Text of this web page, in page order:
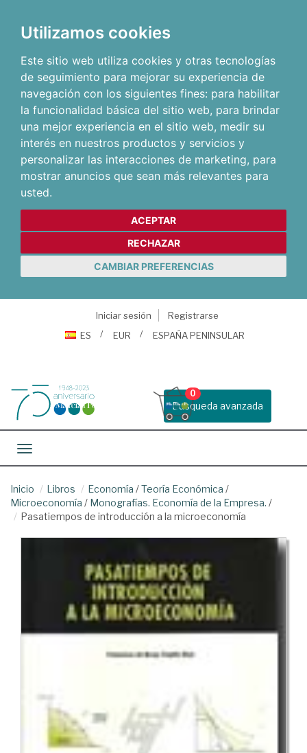
Utilizamos cookies
Este sitio web utiliza cookies y otras tecnologías
de seguimiento para mejorar su experiencia de
navegación con los siguientes fines: para habilitar
la funcionalidad básica del sitio web, para brindar
una mejor experiencia en el sitio web, medir su
interés en nuestros productos y servicios y
personalizar las interacciones de marketing, para
mostrar anuncios que sean más relevantes para
usted.
ACEPTAR
RECHAZAR
CAMBIAR PREFERENCIAS
Iniciar sesión
Registrarse
ES
EUR ESPAÑA PENINSULAR
Busqueda avanzada
0
Toggle navigation
Inicio Libros Economía /Teoría Económica /
Microeconomía / Monografías. Economía de la Empresa. /
Pasatiempos de introducción a la microeconomía